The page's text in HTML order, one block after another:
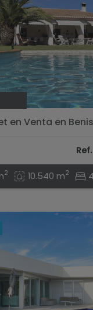
en Venta en
2 10.540 m2 4